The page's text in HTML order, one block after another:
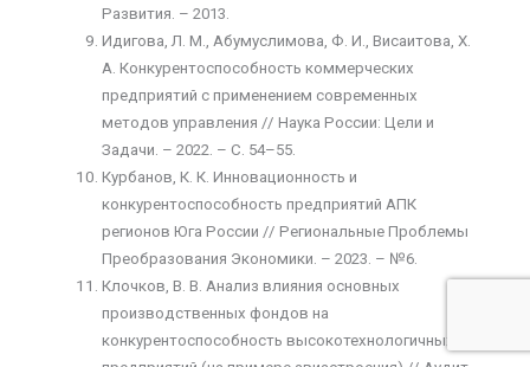
Развития. – 2013.
Идигова, Л. М., Абумуслимова, Ф. И., Висаитова, Х.
А. Конкурентоспособность коммерческих
предприятий с применением современных
методов управления // Наука России: Цели и
Задачи. – 2022. – С. 54–55.
Курбанов, К. К. Инновационность и
конкурентоспособность предприятий АПК
регионов Юга России // Региональные Проблемы
Преобразования Экономики. – 2023. – №6.
Клочков, В. В. Анализ влияния основных
производственных фондов на
конкурентоспособность высокотехнологичных